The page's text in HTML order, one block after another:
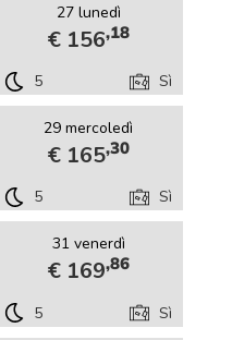
27 lunedì
€ 156,18
5 Sì
29 mercoledì
€ 165,30
5 Sì
31 venerdì
€ 169,86
5 Sì